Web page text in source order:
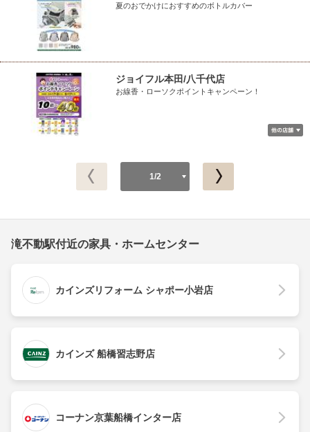
夏のおでかけにおすすめのボトルカバー
ジョイフル本田/八千代店
お線香・ローソクポイントキャンペーン！
1/2
滝不動駅付近の家具・ホームセンター
カインズリフォーム シャポー小岩店
カインズ 船橋習志野店
コーナン京葉船橋インター店